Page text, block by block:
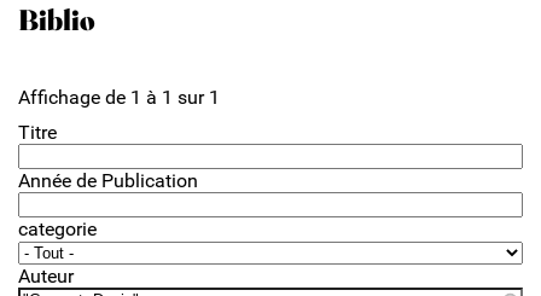
Biblio
Affichage de 1 à 1 sur 1
Titre
Année de Publication
categorie
Auteur